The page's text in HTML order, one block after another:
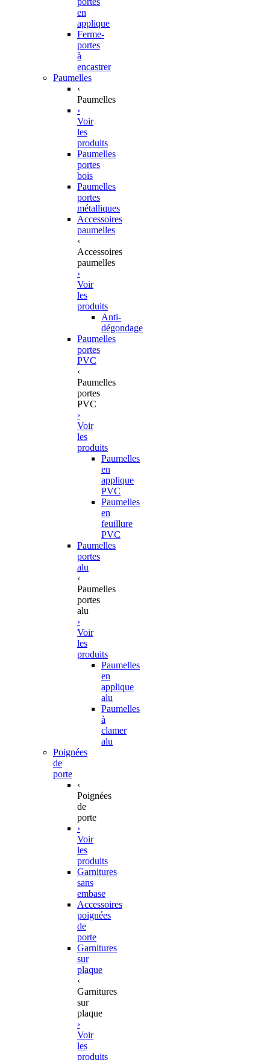
en
applique
Ferme-
portes
à
encastrer
Paumelles
‹
Paumelles
›
Voir
les
produits
Paumelles
portes
bois
Paumelles
portes
métalliques
Accessoires
paumelles
‹
Accessoires
paumelles
›
Voir
les
produits
Anti-
dégondage
Paumelles
portes
PVC
‹
Paumelles
portes
PVC
›
Voir
les
produits
Paumelles
en
applique
PVC
Paumelles
en
feuillure
PVC
Paumelles
portes
alu
‹
Paumelles
portes
alu
›
Voir
les
produits
Paumelles
en
applique
alu
Paumelles
à
clamer
alu
Poignées
de
porte
‹
Poignées
de
porte
›
Voir
les
produits
Garnitures
sans
embase
Accessoires
poignées
de
porte
Garnitures
sur
plaque
‹
Garnitures
sur
plaque
›
Voir
les
produits